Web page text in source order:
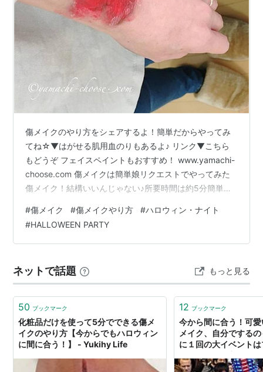
傷メイクのやり方をシェアするよ！簡単だからやってみ
てね☆▼はがせる肌用血のりもあるよ♪ リンク▼こちら
もどうぞ フェイスペイントもおすすめ！ www.yamachi-
choose.com 傷メイクは簡単娘リクエストでやってみた
傷メイク！結構いいんじゃない♪所要時間は約5分簡単に
ちらもどうぞ ハロウィンケーキも簡単に作れるよ♪
www.yamachi-choose.com 傷メイクの簡単なやり方①
材料編使ったのはこれ！100均の血のりなければ口紅や絵
て肌荒れ対策はしてねその他に揃えたのはこれら…
#傷メイク #傷メイクやり方 #ハロウィン・ナイト
#HALLOWEEN PARTY
ネットで話題 もっと見る
50 ブックマーク
化粧品だけを使って5分でできる傷メ
イクのやり方【今からでもハロウィン
に間に合う！】 - Yukihy Life
12 ブックマーク
今から間に合う！可
メイク、自分でする
に１回の大イベント
っとLife